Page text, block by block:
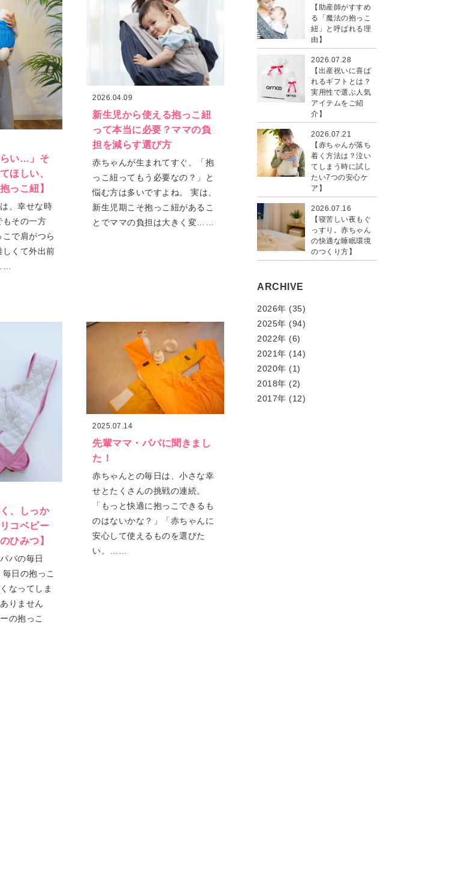
らい…」そ
ほしい、
っこ紐】
、幸せな時
もその一方
で肩がつら
くて外出前
2026.04.09
新生児から使える抱っこ紐
って本当に必要？ママの負
担を減らす選び方
赤ちゃんが生まれてすぐ、「抱
っこ紐ってもう必要なの？」と
悩む方は多いですよね。 実は、
新生児期こそ抱っこ紐があるこ
とでママの負担は大きく変……
、しっか
コベビー
ひみつ】
パの毎日
日の抱っこ
なってしま
りません
の抱っこ
2025.07.14
先輩ママ・パパに聞きまし
た！
赤ちゃんとの毎日は、小さな幸
せとたくさんの挑戦の連続。
「もっと快適に抱っこできるも
のはないかな？」「赤ちゃんに
安心して使えるものを選びた
い。……
【助産師がすすめ
る「魔法の抱っこ
紐」と呼ばれる理
由】
2026.07.28
【出産祝いに喜ば
れるギフトとは？
実用性で選ぶ人気
アイテムをご紹
介】
2026.07.21
【赤ちゃんが落ち
着く方法は？泣い
てしまう時に試し
たい7つの安心ケ
ア】
2026.07.16
【寝苦しい夜もぐ
っすり。赤ちゃん
の快適な睡眠環境
のつくり方】
ARCHIVE
2026年 (35)
2025年 (94)
2022年 (6)
2021年 (14)
2020年 (1)
2018年 (2)
2017年 (12)